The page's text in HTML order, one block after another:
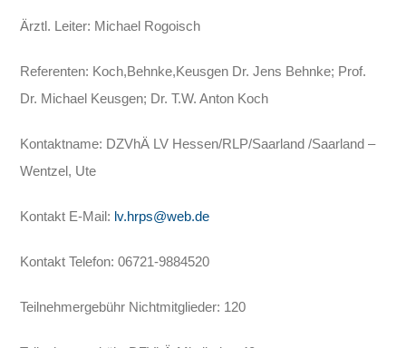
Ärztl. Leiter: Michael Rogoisch
Referenten: Koch,Behnke,Keusgen Dr. Jens Behnke; Prof.
Dr. Michael Keusgen; Dr. T.W. Anton Koch
Kontaktname: DZVhÄ LV Hessen/RLP/Saarland /Saarland –
Wentzel, Ute
Kontakt E-Mail: lv.hrps@web.de
Kontakt Telefon: 06721-9884520
Teilnehmergebühr Nichtmitglieder: 120